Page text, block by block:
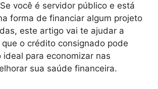
você é servidor público e está
forma de financiar algum projeto
este artigo vai te ajudar a
o crédito consignado pode
ideal para economizar nas
sua saúde financeira.